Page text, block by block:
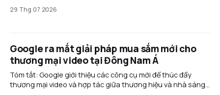
thuê bao như Meta Verified, tính năng mới sử dụng video
29 Thg 07 2026
Google ra mắt giải pháp mua sắm mới cho
thương mại video tại Đông Nam Á
Tóm tắt: Google giới thiệu các công cụ mới để thúc đẩy
thương mại video và hợp tác giữa thương hiệu và nhà sáng